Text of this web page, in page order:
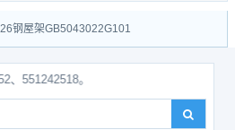
钢屋架GB5043022G101
。